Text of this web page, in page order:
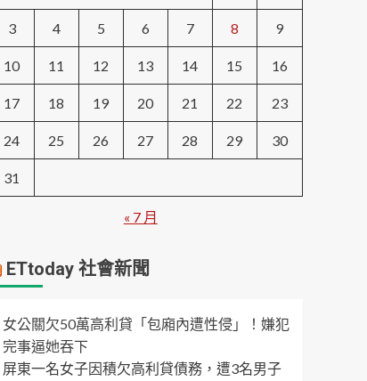
3 4 5 6 7 8 9
10 11 12 13 14 15 16
17 18 19 20 21 22 23
24 25 26 27 28 29 30
31
« 7 月
ETtoday 社會新聞
女公關欠50萬高利貸「包廂內遭性侵」！嫌犯
完事逼她吞下
屏東一名女子因積欠高利貸債務，遭3名男子